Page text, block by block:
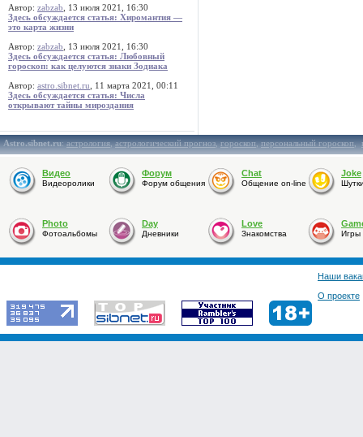
Автор: zabzab , 13 июля 2021, 16:30
Здесь обсуждается статья: Хиромантия —
это карта жизни
Автор: zabzab , 13 июля 2021, 16:30
Здесь обсуждается статья: Любовный
гороскоп: как целуются знаки Зодиака
Автор: astro.sibnet.ru , 11 марта 2021, 00:11
Здесь обсуждается статья: Числа
открывают тайны мироздания
Astro.sibnet.ru:астрология,астрологический прогноз,гороскоп,персональный гороскоп,
Видео
Видеоролики
Форум
Форум общения
Chat
Общение on-line
Joke
Photo
Фотоальбомы
Day
Дневники
Love
Знакомства Игры
Наши
О проекте